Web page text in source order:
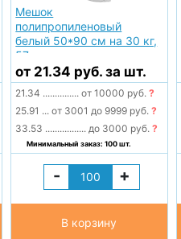
Мешок
полипропиленовый
белый 50*90 см на 30 кг,
57гр
от 21.34 руб. за шт.
21.34 ............... от 10000 руб.?
25.91 ... от 3001 до 9999 руб.?
33.53 ................. до 3000 руб.?
Минимальный заказ: 100 шт.
- +
В корзину